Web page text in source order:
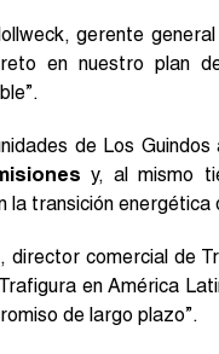
gerente
en nuestro plan
de Los
y, al mismo
transición energética
comercial de
en América
de largo plazo”.